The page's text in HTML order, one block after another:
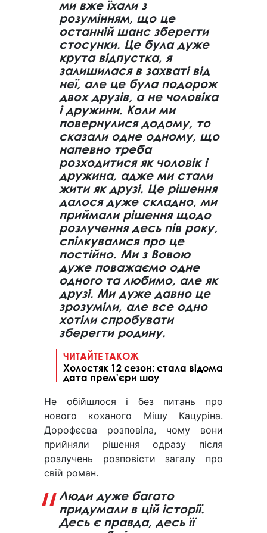
ми вже їхали з
розумінням, що це
останній шанс зберегти
стосунки. Це була дуже
крута відпустка, я
залишилася в захваті від
неї, але це була подорож
двох друзів, а не чоловіка
і дружини. Коли ми
повернулися додому, то
сказали одне одному, що
напевно треба
розходитися як чоловік і
дружина, адже ми стали
жити як друзі. Це рішення
далося дуже складно, ми
приймали рішення щодо
розлучення десь пів року,
спілкувалися про це
постійно. Ми з Вовою
дуже поважаємо одне
одного та любимо, але як
друзі. Ми дуже давно це
зрозуміли, але все одно
хотіли спробувати
зберегти родину.
ЧИТАЙТЕ ТАКОЖ
Холостяк 12 сезон: стала відома
дата прем'єри шоу
Не обійшлося і без питань про
нового коханого Мішу Кацуріна.
Дорофєєва розповіла, чому вони
прийняли рішення одразу після
розлучень розповісти загалу про
свій роман.
Люди дуже багато
придумали в цій історії.
Десь є правда, десь її